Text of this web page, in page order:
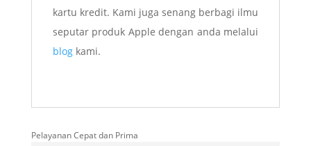
kartu kredit. Kami juga senang berbagi ilmu
seputar produk Apple dengan anda melalui
blogkami.
Pelayanan Cepat dan Prima